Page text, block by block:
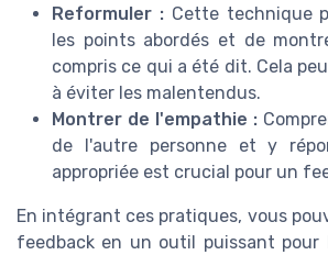
Reformuler :Cette technique
les points abordés et de
compris ce qui a été dit. Cela
à éviter les malentendus.
Montrer de l'empathie :
de l'autre personne et y
appropriée est crucial pour un
En intégrant ces pratiques, vous
feedback en un outil puissant pour